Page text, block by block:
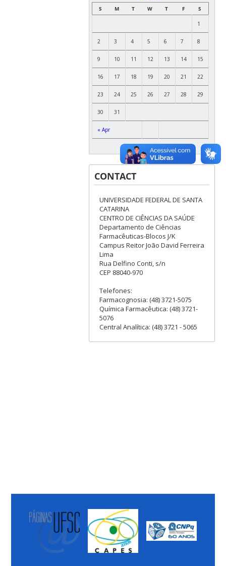
S
M T W T F S
« Apr
1
2 3 4 5 6 7 8
9 10 11 12 13 14 15
16 17 18 19 20 21 22
23 24 25 26 27 28 29
30 31
CONTACT
UNIVERSIDADE FEDERAL DE SANTA
CATARINA
CENTRO DE CIÊNCIAS DA SAÚDE
Departamento de Ciências
Farmacêuticas-Blocos J/K
Campus Reitor João David Ferreira
Lima
Rua Delfino Conti, s/n
CEP 88040-970
Telefones:
Farmacognosia: (48) 3721-5075
Química Farmacêutica: (48) 3721-
5076
Central Analítica: (48) 3721 - 5065